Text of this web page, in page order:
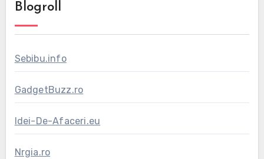
Blogroll
Sebibu.info
GadgetBuzz.ro
Idei-De-Afaceri.eu
Nrgia.ro